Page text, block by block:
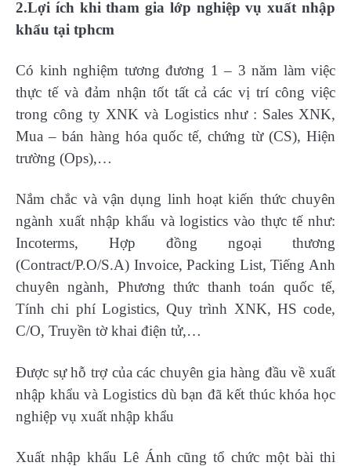
2.Lợi ích khi tham gia lớp nghiệp vụ xuất nhập
khẩu tại tphcm
Có kinh nghiệm tương đương 1 – 3 năm làm việc
thực tế và đảm nhận tốt tất cả các vị trí công việc
trong công ty XNK và Logistics như : Sales XNK,
Mua – bán hàng hóa quốc tế, chứng từ (CS), Hiện
trường (Ops),…
Nắm chắc và vận dụng linh hoạt kiến thức chuyên
ngành xuất nhập khẩu và logistics vào thực tế như:
Incoterms, Hợp đồng ngoại thương
(Contract/P.O/S.A) Invoice, Packing List, Tiếng Anh
chuyên ngành, Phương thức thanh toán quốc tế,
Tính chi phí Logistics, Quy trình XNK, HS code,
C/O, Truyền tờ khai điện tử,…
Được sự hỗ trợ của các chuyên gia hàng đầu về xuất
nhập khẩu và Logistics dù bạn đã kết thúc khóa học
nghiệp vụ xuất nhập khẩu
Xuất nhập khẩu Lê Ánh cũng tổ chức một bài thi